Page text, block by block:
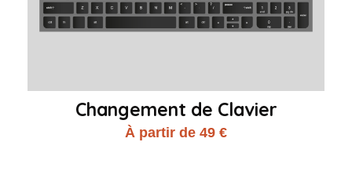
Changement de Clavier
À partir de 49 €